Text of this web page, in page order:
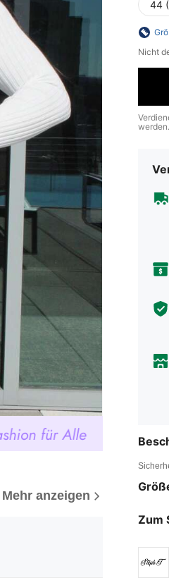
Mehr anzeigen
44
Nicht
werden.
Zum